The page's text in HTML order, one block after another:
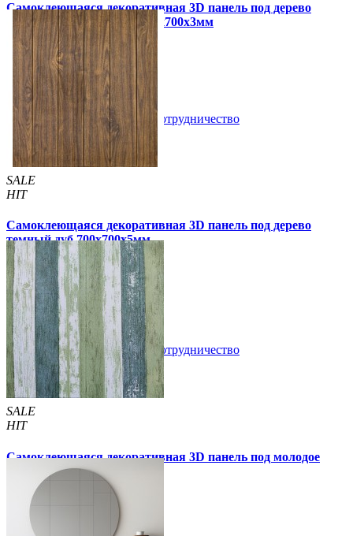
Самоклеющаяся декоративная 3D панель под дерево
светлый дуб в рулоне 2800x700x3мм
320 грн /шт 450 грн/шт
Купить В закладки Сотрудничество
SALE
HIT
Самоклеющаяся декоративная 3D панель под дерево
темный дуб 700x700x5мм
99 грн/шт 170 грн/шт
3 отзывов
Купить В закладки Сотрудничество
SALE
HIT
Самоклеющаяся декоративная 3D панель под молодое
дерево 700x700x5мм
105 грн /шт